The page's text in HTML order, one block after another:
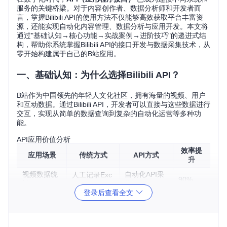
服务的关键桥梁。对于内容创作者、数据分析师和开发者而
言，掌握Bilibili API的使用方法不仅能够高效获取平台丰富资
源，还能实现自动化内容管理、数据分析与应用开发。本文将
通过"基础认知→核心功能→实战案例→进阶技巧"的递进式结
构，帮助你系统掌握Bilibili API的接口开发与数据采集技术，从
零开始构建属于自己的B站应用。
一、基础认知：为什么选择Bilibili API？
B站作为中国领先的年轻人文化社区，拥有海量的视频、用户
和互动数据。通过Bilibili API，开发者可以直接与这些数据进行
交互，实现从简单的数据查询到复杂的自动化运营等多种功
能。
API应用价值分析
应用场景
传统方式 API方式
效率提
升
视频数据统
人工记录Exc
自动化API采
集
90%
手动上传发
程序批量处理
登录后查看全文